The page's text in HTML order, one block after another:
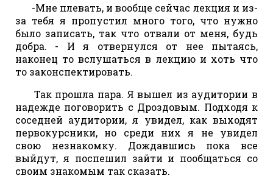
-Мне плевать, и вообще сейчас лекция и из-
за тебя я пропустил много того, что нужно
было записать, так что отвали от меня, будь
добра. - И я отвернулся от нее пытаясь,
наконец то вслушаться в лекцию и хоть что
то законспектировать.
Так прошла пара. Я вышел из аудитории в
надежде поговорить с Дроздовым. Подходя к
соседней аудитории, я увидел, как выходят
первокурсники, но среди них я не увидел
свою незнакомку. Дождавшись пока все
выйдут, я поспешил зайти и пообщаться со
своим знакомым так сказать.